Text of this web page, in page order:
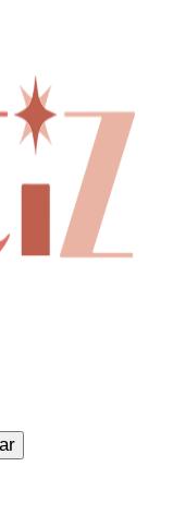
aquello que
explicar y
que me
merecen ser